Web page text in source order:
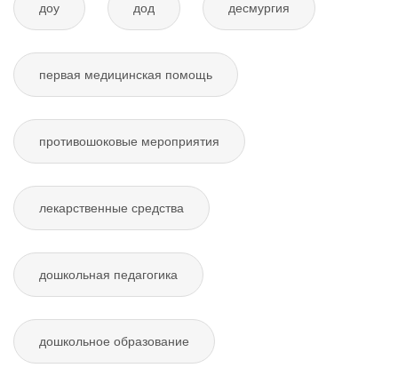
доу дод десмургия
первая медицинская помощь
противошоковые мероприятия
лекарственные средства
дошкольная педагогика
дошкольное образование